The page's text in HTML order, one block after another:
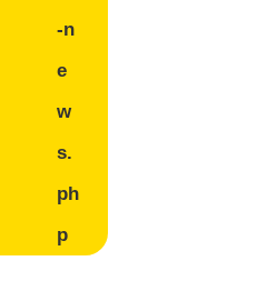
-n
e
w
s.
ph
p